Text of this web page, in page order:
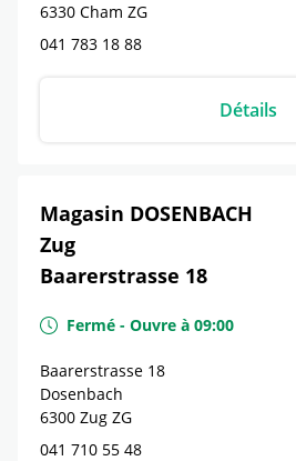
6330 Cham ZG
041 783 18 88
Détails
Magasin DOSENBACH
Zug
Baarerstrasse 18
Fermé - Ouvre à 09:00
Baarerstrasse 18
Dosenbach
6300 Zug ZG
041 710 55 48